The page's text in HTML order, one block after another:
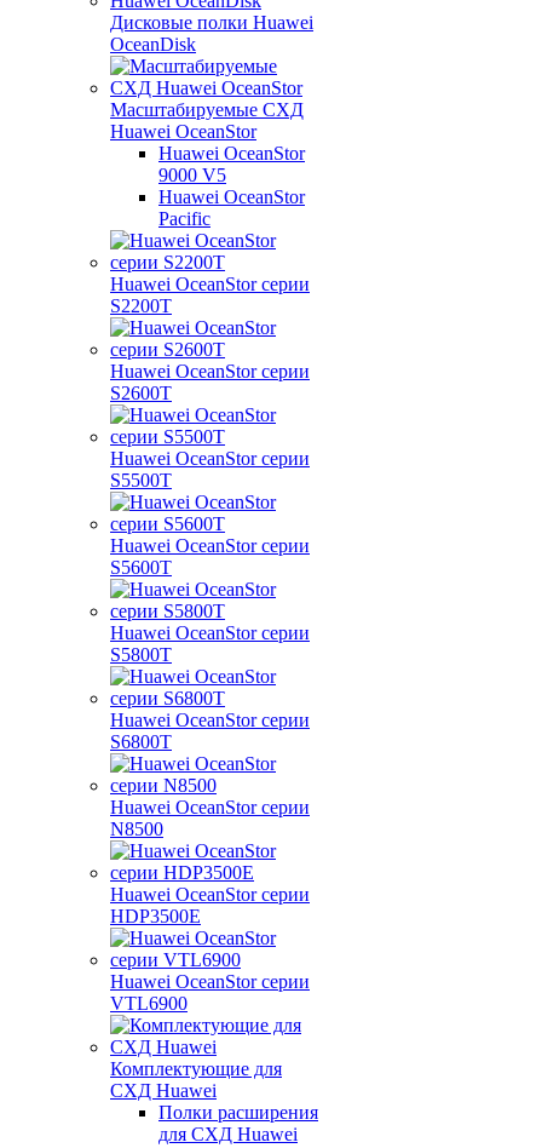
Дисковые полки Huawei
OceanDisk
Масштабируемые СХД
Huawei OceanStor
Huawei OceanStor
9000 V5
Huawei OceanStor
Pacific
Huawei OceanStor серии
S2200T
Huawei OceanStor серии
S2600T
Huawei OceanStor серии
S5500T
Huawei OceanStor серии
S5600T
Huawei OceanStor серии
S5800T
Huawei OceanStor серии
S6800T
Huawei OceanStor серии
N8500
Huawei OceanStor серии
HDP3500E
Huawei OceanStor серии
VTL6900
Комплектующие для
СХД Huawei
Полки расширения
для СХД Huawei